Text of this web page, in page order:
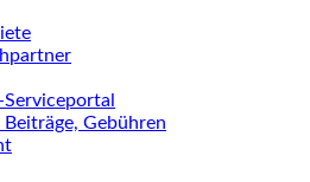
Serviceportal
Beiträge, Gebühren